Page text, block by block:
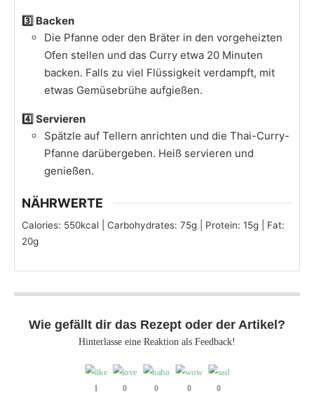
3️⃣ Backen
Die Pfanne oder den Bräter in den vorgeheizten
Ofen stellen und das Curry etwa 20 Minuten
backen. Falls zu viel Flüssigkeit verdampft, mit
etwas Gemüsebrühe aufgießen.​
4️⃣ Servieren
Spätzle auf Tellern anrichten und die Thai-Curry-
Pfanne darübergeben. Heiß servieren und
genießen.
NÄHRWERTE
Calories: 550kcal Carbohydrates: 75g Protein: 15g
Fat:
20g
Wie gefällt dir das Rezept oder der Artikel?
Hinterlasse eine Reaktion als Feedback!
1 0 0 0 0